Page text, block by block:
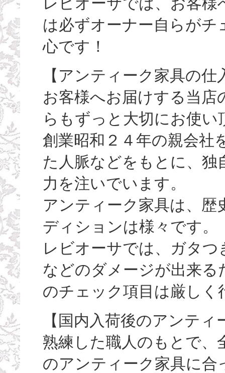
は必ずオーナー自らが
心です！
【アンティーク家具の
お客様へお届けする当
らもずっと大切にお使
創業昭和２４年の親会社
た人脈などをもとに、
力を注いでいます。
アンティーク家具は、
ディションは様々です。
レビオーサでは、ガタ
などのダメージが出来
のチェック項目は厳し
【国内入荷後のアンテ
熟練した職人のもとで
のアンティーク家具に